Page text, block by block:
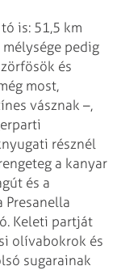
is: 51,5 km
mélysége pedig
és
most,
vásznak –,
résznél
a kanyar
és a
Presanella
Keleti partját
olívabokrok és
sugarainak